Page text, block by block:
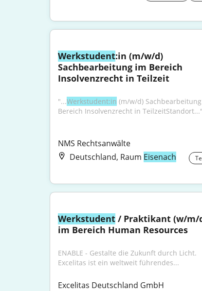
Werkstudent:in (m/w/d)
Sachbearbeitung im Bereich
Insolvenzrecht in Teilzeit
"...Werkstudent:in (m/w/d)
Bereich Insolvenzrecht in TeilzeitStandort..."
NMS Rechtsanwälte
Deutschland, Raum Eisenach
Werkstudent / Praktikant (w/m/
im Bereich Human Resources
ENABLE - Gestalte die Zukunft durch Licht.
Excelitas ist ein weltweit führendes...
Excelitas Deutschland GmbH